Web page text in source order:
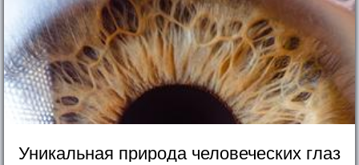
Уникальная природа человеческих глаз